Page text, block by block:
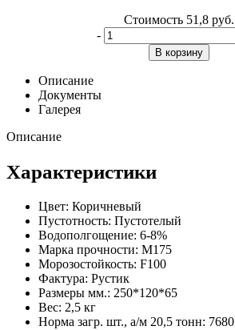
Стоимость 51,8 руб.
-
В корзину
Описание
Документы
Галерея
Описание
Характеристики
Цвет: Коричневый
Пустотность: Пустотелый
Водополгощение: 6-8%
Марка прочности: М175
Морозостойкость: F100
Фактура: Рустик
Размеры мм.: 250*120*65
Вес: 2,5 кг
Норма загр. шт., а/м 20,5 тонн: 7680